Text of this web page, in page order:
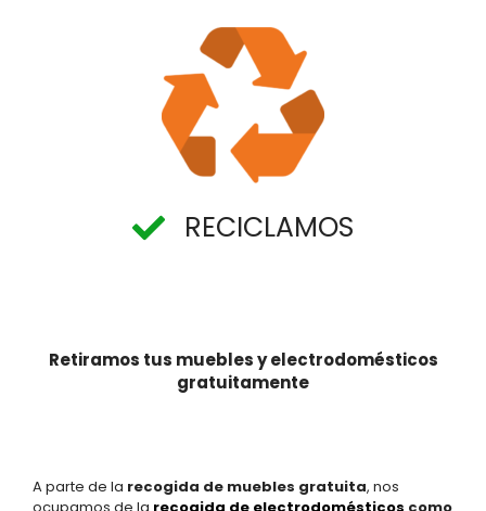
RECICLAMOS
Retiramos tus muebles y electrodomésticos
gratuitamente
A parte de la recogida de muebles gratuita, nos